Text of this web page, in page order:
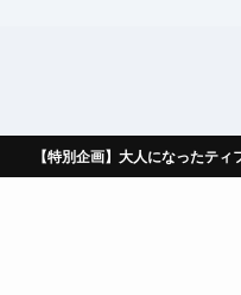
【特別企画】大人になったテ